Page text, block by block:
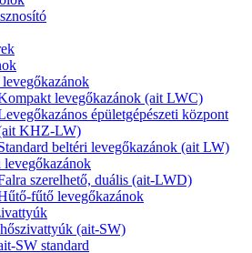
levegőkazánok (ait LWC)
épületgépészeti központ
KHZ-LW)
beltéri levegőkazánok (ait LW)
szerelhető, duális (ait-LWD)
fűtő levegőkazánok
(ait-SW)
SW standard